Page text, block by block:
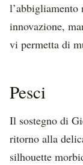
innovazione,
vi permetta di
Pesci
Il sostegno di
ritorno alla
silhouette